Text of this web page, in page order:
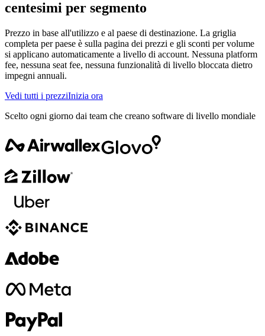
centesimi per segmento
Prezzo in base all'utilizzo e al paese di destinazione. La griglia
completa per paese è sulla pagina dei prezzi e gli sconti per volume
si applicano automaticamente a livello di account. Nessuna platform
fee, nessuna seat fee, nessuna funzionalità di livello bloccata dietro
impegni annuali.
Vedi tutti i prezziInizia ora
Scelto ogni giorno dai team che creano software di livello mondiale